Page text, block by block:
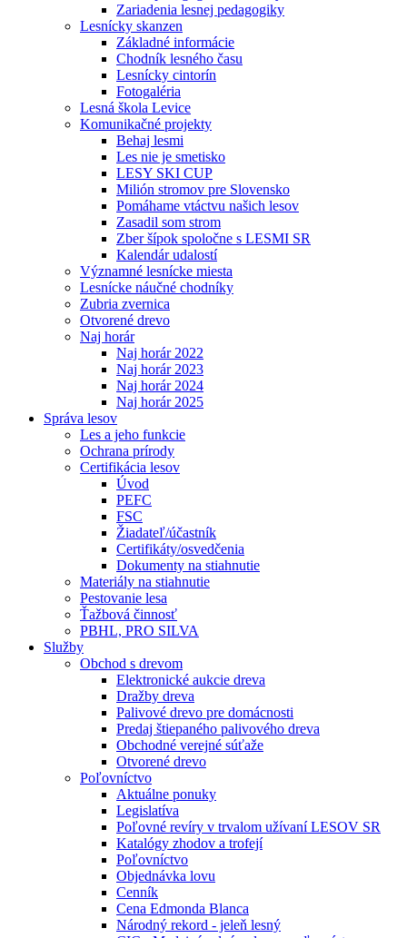
Zariadenia lesnej pedagogiky
Lesnícky skanzen
Základné informácie
Chodník lesného času
Lesnícky cintorín
Fotogaléria
Lesná škola Levice
Komunikačné projekty
Behaj lesmi
Les nie je smetisko
LESY SKI CUP
Milión stromov pre Slovensko
Pomáhame vtáctvu našich lesov
Zasadil som strom
Zber šípok spoločne s LESMI SR
Kalendár udalostí
Významné lesnícke miesta
Lesnícke náučné chodníky
Zubria zvernica
Otvorené drevo
Naj horár
Naj horár 2022
Naj horár 2023
Naj horár 2024
Naj horár 2025
Správa lesov
Les a jeho funkcie
Ochrana prírody
Certifikácia lesov
Úvod
PEFC
FSC
Žiadateľ/účastník
Certifikáty/osvedčenia
Dokumenty na stiahnutie
Materiály na stiahnutie
Pestovanie lesa
Ťažbová činnosť
PBHL, PRO SILVA
Služby
Obchod s drevom
Elektronické aukcie dreva
Dražby dreva
Palivové drevo pre domácnosti
Predaj štiepaného palivového dreva
Obchodné verejné súťaže
Otvorené drevo
Poľovníctvo
Aktuálne ponuky
Legislatíva
Poľovné revíry v trvalom užívaní LESOV SR
Katalógy zhodov a trofejí
Poľovníctvo
Objednávka lovu
Cenník
Cena Edmonda Blanca
Národný rekord - jeleň lesný